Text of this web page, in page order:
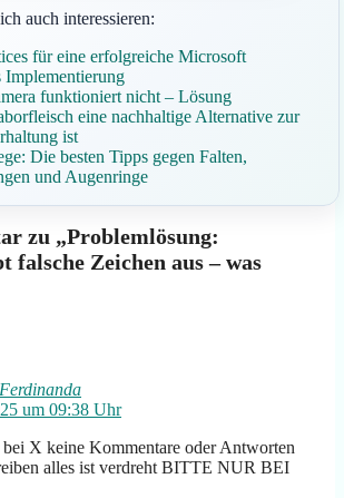
auch interessieren:
für eine erfolgreiche Microsoft
Implementierung
funktioniert nicht – Lösung
eine nachhaltige Alternative zur
ist
Die besten Tipps gegen Falten,
und Augenringe
zu „Problemlösung:
falsche Zeichen aus – was
um 09:38 Uhr
X keine Kommentare oder Antworten
alles ist verdreht BITTE NUR BEI